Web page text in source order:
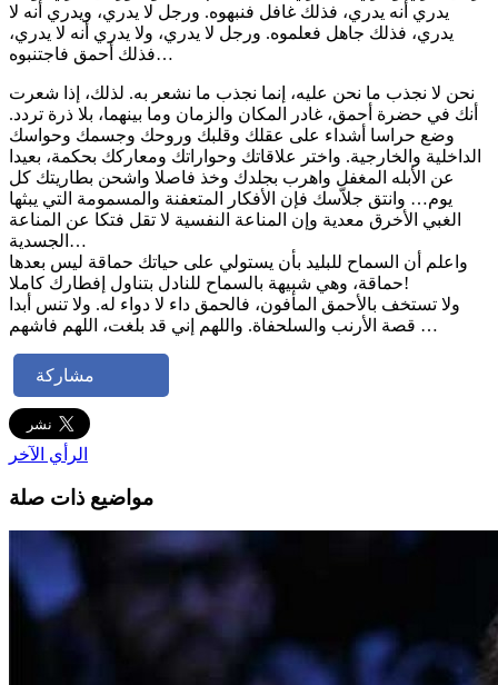
يدري أنه يدري، فذلك غافل فنبهوه. ورجل لا يدري، ويدري أنه لا
يدري، فذلك جاهل فعلموه. ورجل لا يدري، ولا يدري أنه لا يدري،
فذلك أحمق فاجتنبوه…
نحن لا نجذب ما نحن عليه، إنما نجذب ما نشعر به. لذلك، إذا شعرت
أنك في حضرة أحمق، غادر المكان والزمان وما بينهما، بلا ذرة تردد.
وضع حراسا أشداء على عقلك وقلبك وروحك وجسمك وحواسك
الداخلية والخارجية. واختر علاقاتك وحواراتك ومعاركك بحكمة، بعيدا
عن الأبله المغفل واهرب بجلدك وخذ فاصلا واشحن بطاريتك كل
يوم… وانتق جلاّسك فإن الأفكار المتعفنة والمسمومة التي يبثها
الغبي الأخرق معدية وإن المناعة النفسية لا تقل فتكا عن المناعة
الجسدية…
واعلم أن السماح للبليد بأن يستولي على حياتك حماقة ليس بعدها
حماقة، وهي شبيهة بالسماح للنادل بتناول إفطارك كاملا!
ولا تستخف بالأحمق المأفون، فالحمق داء لا دواء له. ولا تنس أبدا
قصة الأرنب والسلحفاة. واللهم إني قد بلغت، اللهم فاشهم …
مشاركة
الرأي الآخر
مواضيع ذات صلة